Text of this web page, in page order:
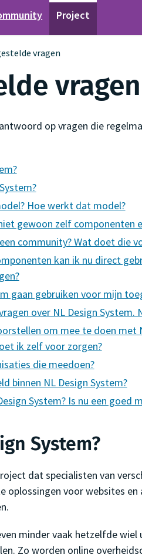
Project
vragen
vragen
op vragen die
Hoe werkt dat model?
gewoon zelf componenten
community? Wat doet die
kan ik nu direct
gaan gebruiken voor mijn
over NL Design System.
om mee te doen met
ik zelf voor zorgen?
die meedoen?
binnen NL Design System?
System? Is nu een goed
System?
dat specialisten van
oplossingen voor websites
minder vaak hetzelfde
Zo worden online